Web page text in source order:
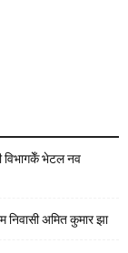
विभागकेँ भेटल नव
अमित कुमार झा